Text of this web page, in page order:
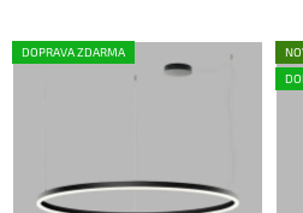
DOPRAVA ZDARMA